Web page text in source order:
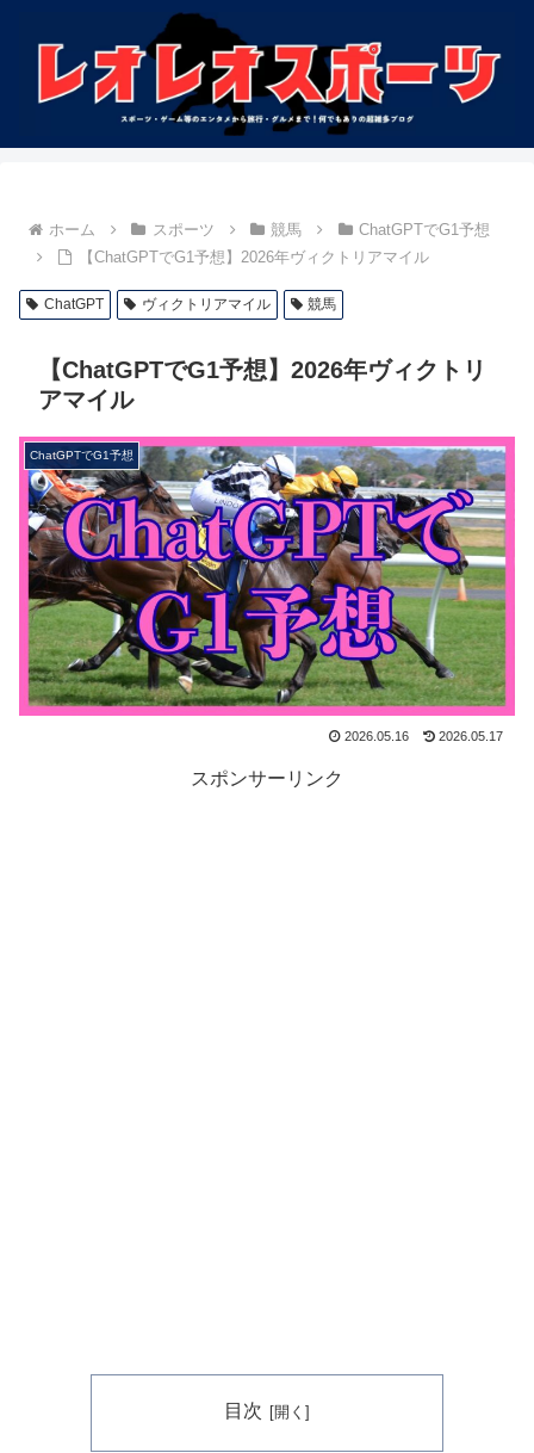
ホーム スポーツ 競馬
ChatGPTでG1予想
【ChatGPTでG1予想】2026年ヴィクトリアマイル
ChatGPT ヴィクトリアマイル 競馬
【ChatGPTでG1予想】2026年ヴィクトリ
アマイル
ChatGPTでG1予想
2026.05.16 2026.05.17
スポンサーリンク
目次